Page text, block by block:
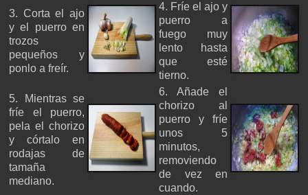
3. Corta el ajo
y el puerro en
trozos
pequeños y
ponlo a freír.
4. Fríe el ajo y
puerro a
fuego muy
lento hasta
que esté
tierno.
5. Mientras se
fríe el puerro,
pela el chorizo
y córtalo en
rodajas de
tamaña
mediano.
6. Añade el
chorizo al
puerro y fríe
unos 5
minutos,
removiendo
de vez en
cuando.